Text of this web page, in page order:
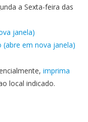
a Sexta-feira das
janela)
em nova janela)
imprima
local indicado.